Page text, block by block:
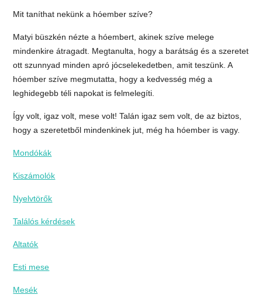
Mit taníthat nekünk a hóember szíve?
Matyi büszkén nézte a hóembert, akinek szíve melege
mindenkire átragadt. Megtanulta, hogy a barátság és a szeretet
ott szunnyad minden apró jócselekedetben, amit teszünk. A
hóember szíve megmutatta, hogy a kedvesség még a
leghidegebb téli napokat is felmelegíti.
Így volt, igaz volt, mese volt! Talán igaz sem volt, de az biztos,
hogy a szeretetből mindenkinek jut, még ha hóember is vagy.
Mondókák
Kiszámolók
Nyelvtörők
Találós kérdések
Altatók
Esti mese
Mesék